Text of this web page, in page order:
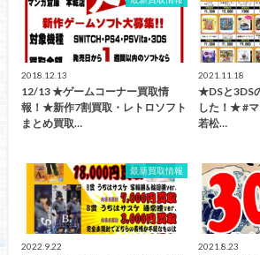
2018.12.13
12/13 ★ゲームコーナー買取情
報！★新作7割買取・レトロソフト
まとめ買取…
2021.11.18
★DSと3DS
した！★ #
若松…
最新買取情報
2022.9.22 2021.8.23